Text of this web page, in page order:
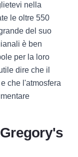
nella
le oltre 550
del suo
è ben
per la loro
dire che il
che l'atmosfera